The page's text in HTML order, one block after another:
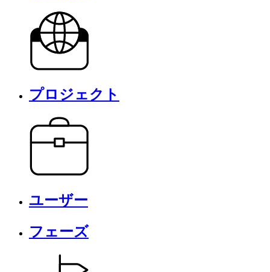
プロジェクト
ユーザー
フェーズ